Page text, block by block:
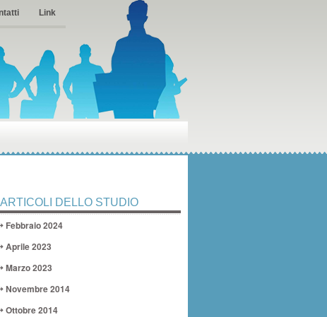
Link
ARTICOLI DELLO STUDIO
Febbraio 2024
Aprile 2023
Marzo 2023
Novembre 2014
Ottobre 2014